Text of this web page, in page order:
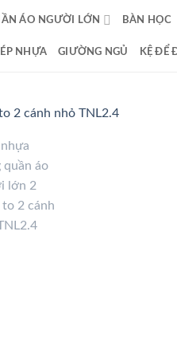
ÁO NGƯỜI LỚN BÀN HỌC
NHỰA GIƯỜNG NGỦ KỆ ĐỂ